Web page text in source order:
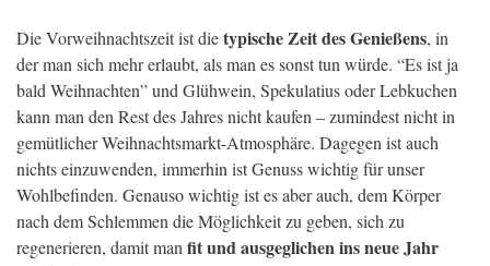
Die Vorweihnachtszeit ist dietypische Zeit des Genießens, in
der man sich mehr erlaubt, als man es sonst tun würde. “Es ist ja
bald Weihnachten” und Glühwein, Spekulatius oder Lebkuchen
kann man den Rest des Jahres nicht kaufen – zumindest nicht in
gemütlicher Weihnachtsmarkt-Atmosphäre. Dagegen ist auch
nichts einzuwenden, immerhin ist Genuss wichtig für unser
Wohlbefinden. Genauso wichtig ist es aber auch, dem Körper
nach dem Schlemmen die Möglichkeit zu geben, sich zu
regenerieren, damit man fit und ausgeglichen ins neue Jahr